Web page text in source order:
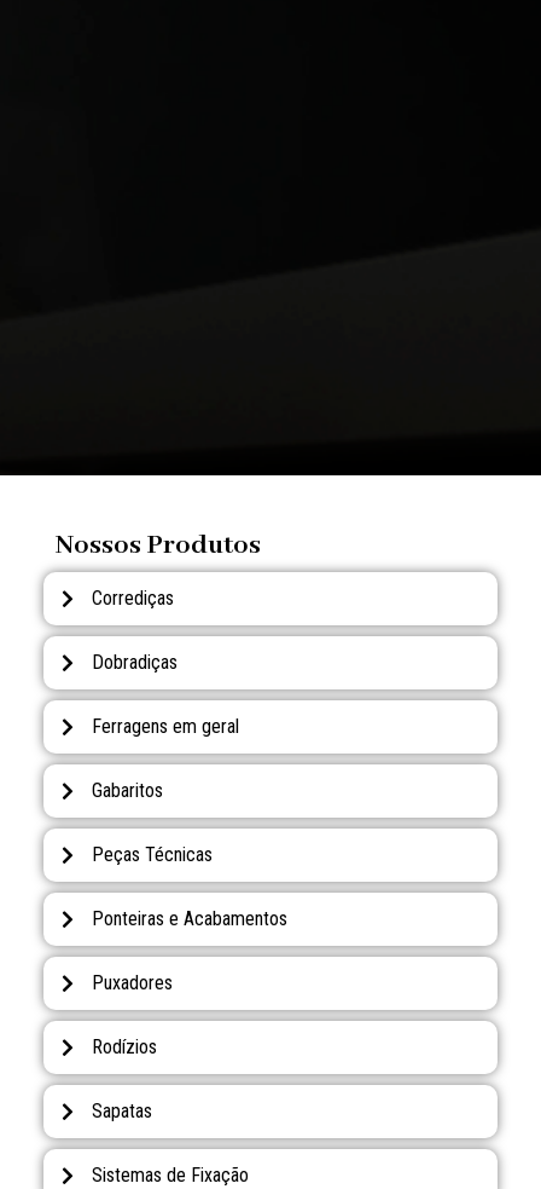
Nossos Produtos
Corrediças
Dobradiças
Ferragens em geral
Gabaritos
Peças Técnicas
Ponteiras e Acabamentos
Puxadores
Rodízios
Sapatas
Sistemas de Fixação